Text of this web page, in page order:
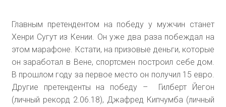
Главным претендентом на победу у мужчин станет
Хенри Сугут из Кении. Он уже два раза побеждал на
этом марафоне. Кстати, на призовые деньги, которые
он заработал в Вене, спортсмен построил себе дом.
В прошлом году за первое место он получил 15 евро.
Другие претенденты на победу – Гилберт Йегон
(личный рекорд 2.06.18), Джафред Кипчумба (личный